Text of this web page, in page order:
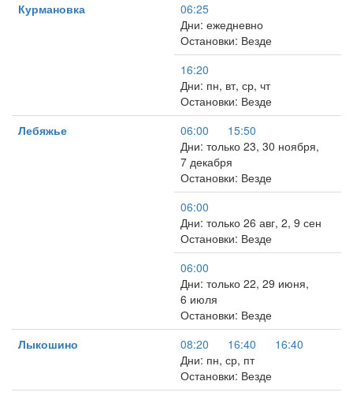
Курмановка
06:25
Дни: ежедневно
Остановки: Везде
16:20
Дни: пн, вт, ср, чт
Остановки: Везде
Лебяжье
06:00
15:50
Дни: только 23, 30 ноября,
7 декабря
Остановки: Везде
06:00
Дни: только 26 авг, 2, 9 сен
Остановки: Везде
06:00
Дни: только 22, 29 июня,
6 июля
Остановки: Везде
Лыкошино
08:20 16:40
16:40
Дни: пн, ср, пт
Остановки: Везде